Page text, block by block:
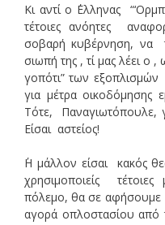
Κι αντί ο ΄Ελληνας
τέτοιες ανόητες
σοβαρή κυβέρνηση, να
σιωπή της , τί μας λέει ο
γοπότι” των
για μέτρα οικοδόμησης
Τότε, Παναγιωτόπουλε,
Είσαι αστείος!
΄Η μάλλον είσαι κακός
χρησιμοποιείς τέτοιες
πόλεμο, θα σε αφήσουμε
αγορά οπλοστασίου από